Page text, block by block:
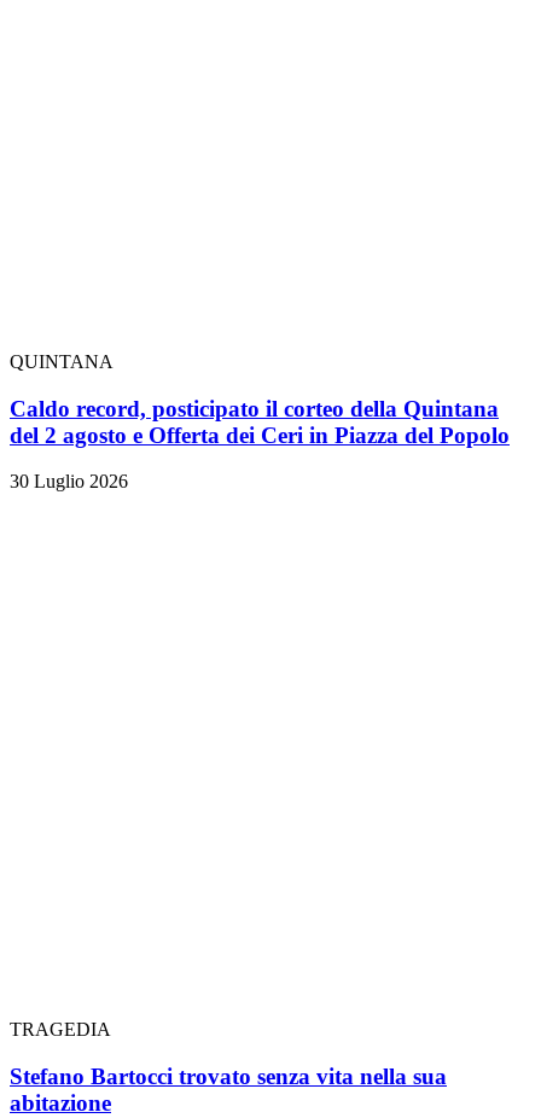
QUINTANA
Caldo record, posticipato il corteo della Quintana
del 2 agosto e Offerta dei Ceri in Piazza del Popolo
30 Luglio 2026
TRAGEDIA
Stefano Bartocci trovato senza vita nella sua
abitazione